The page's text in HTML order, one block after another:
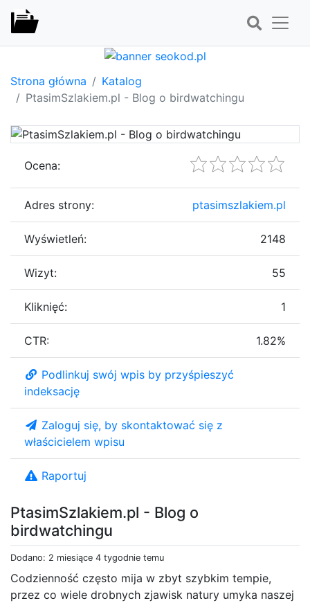
Strona główna
Katalog
PtasimSzlakiem.pl - Blog o birdwatchingu
PtasimSzlakiem.pl - Blog o
birdwatchingu
Dodano: 2 miesiące 4 tygodnie temu
Codzienność często mija w zbyt szybkim tempie,
przez co wiele drobnych zjawisk natury umyka naszej
Ocena:
Adres strony: ptasimszlakiem.pl
Wyświetleń: 2148
Wizyt: 55
Kliknięć: 1
CTR: 1.82%
Podlinkuj swój wpis by przyśpieszyć
indeksację
Zaloguj się, by skontaktować się z
właścicielem wpisu
Raportuj